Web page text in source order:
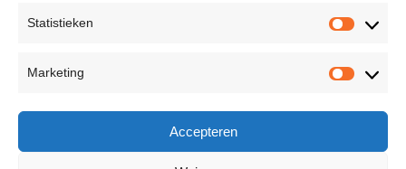
Statistieken
Marketing
Accepteren
Peter Vergroesen
korenfestivaldenhaag@gmail.com